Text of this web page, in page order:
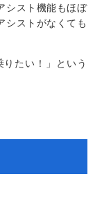
シスト機能もほぼ
シストがなくても
たい！」という